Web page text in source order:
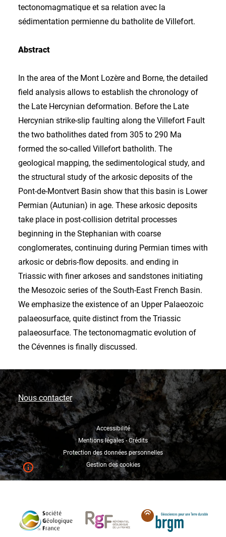
tectonomagmatique et sa relation avec la
sédimentation permienne du batholite de Villefort.
Abstract
In the area of the Mont Lozère and Borne, the detailed
field analysis allows to establish the chronology of
the Late Hercynian deformation. Before the Late
Hercynian strike-slip faulting along the Villefort Fault
the two batholithes dated from 305 to 290 Ma
formed the so-called Villefort batholith. The
geological mapping, the sedimentological study, and
the structural study of the arkosic deposits of the
Pont-de-Montvert Basin show that this basin is Lower
Permian (Autunian) in age. These arkosic deposits
take place in post-collision detrital processes
beginning in the Stephanian with coarse
conglomerates, continuing during Permian times with
arkosic or debris-flow deposits. and ending in
Triassic with finer arkoses and sandstones initiating
the Mesozoic series of the South-East French Basin.
We emphasize the existence of an Upper Palaeozoic
palaeosurface, quite distinct from the Triassic
palaeosurface. The tectonomagmatic evolution of
the Cévennes is finally discussed.
Nous contacter
Accessibilité
Mentions légales - Crédits
Protection des données personnelles
Gestion des cookies